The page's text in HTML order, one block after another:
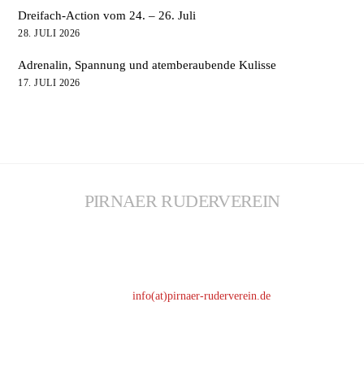
Dreifach-Action vom 24. – 26. Juli
28. JULI 2026
Adrenalin, Spannung und atemberaubende Kulisse
17. JULI 2026
PIRNAER RUDERVEREIN
info(at)pirnaer-ruderverein.de